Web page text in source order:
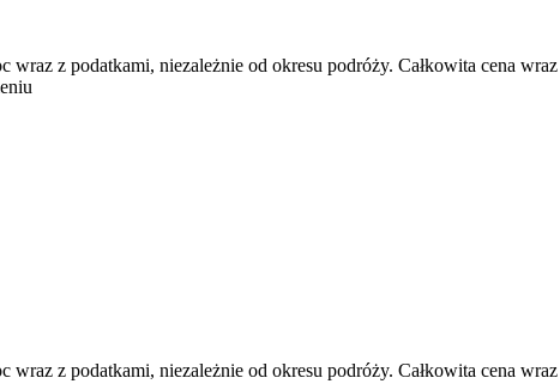
wraz z podatkami, niezależnie od okresu podróży. Całkowita cena
wraz z podatkami, niezależnie od okresu podróży. Całkowita cena